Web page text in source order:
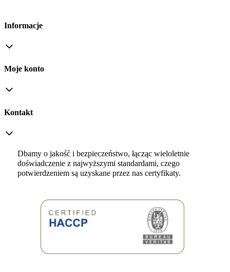
Informacje
Moje konto
Kontakt
Dbamy o jakość i bezpieczeństwo, łącząc wieloletnie
doświadczenie z najwyższymi standardami, czego
potwierdzeniem są uzyskane przez nas certyfikaty.